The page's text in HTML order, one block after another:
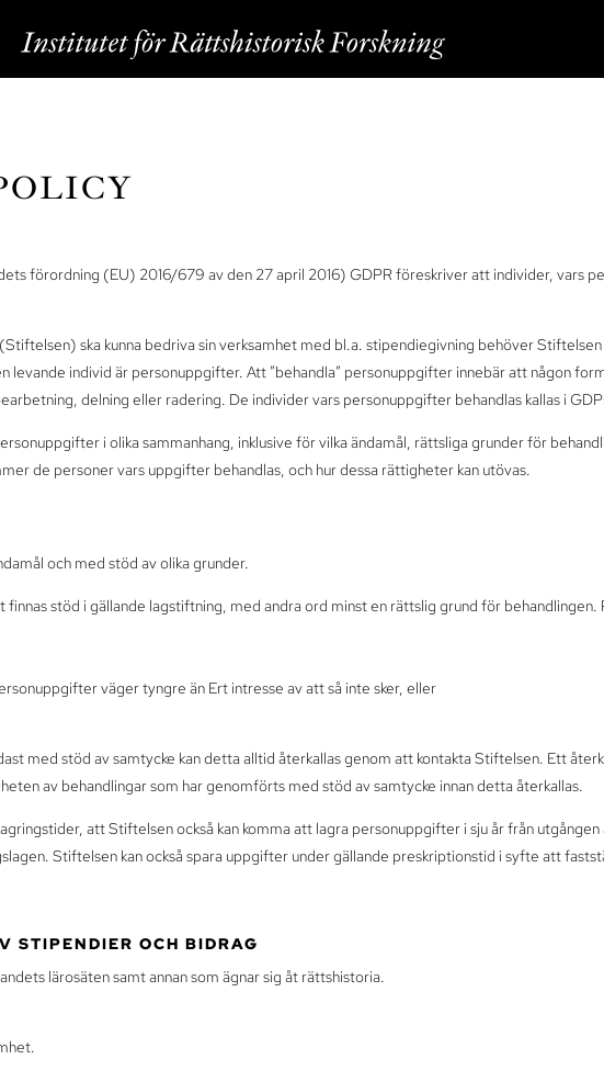
förordning (EU) 2016/679 av den 27 april 2016) GDPR föreskriver att individer, vars
ska kunna bedriva sin verksamhet med bl.a. stipendiegivning behöver
levande individ är personuppgifter. Att ”behandla” personuppgifter innebär att någon
delning eller radering. De individer vars personuppgifter behandlas kallas i
i olika sammanhang, inklusive för vilka ändamål, rättsliga grunder för
de personer vars uppgifter behandlas, och hur dessa rättigheter kan utövas.
och med stöd av olika grunder.
stöd i gällande lagstiftning, med andra ord minst en rättslig grund för behandlingen.
väger tyngre än Ert intresse av att så inte sker, eller
med stöd av samtycke kan detta alltid återkallas genom att kontakta Stiftelsen. Ett
av behandlingar som har genomförts med stöd av samtycke innan detta återkallas.
att Stiftelsen också kan komma att lagra personuppgifter i sju år från utgången
Stiftelsen kan också spara uppgifter under gällande preskriptionstid i syfte att
STIPENDIER OCH BIDRAG
lärosäten samt annan som ägnar sig åt rättshistoria.